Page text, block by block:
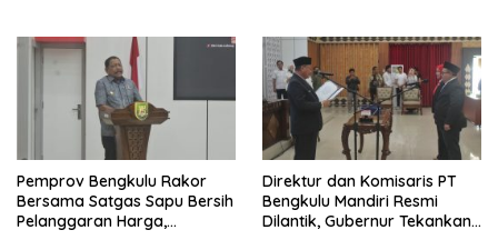
Pemprov Bengkulu Rakor
Bersama Satgas Sapu Bersih
Pelanggaran Harga,
Direktur dan Komisaris PT
Bengkulu Mandiri Resmi
Dilantik, Gubernur Tekankan